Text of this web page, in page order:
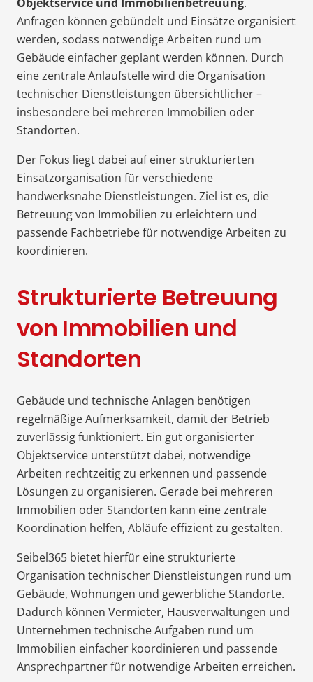
Anfragen können gebündelt und Einsätze organisiert
werden, sodass notwendige Arbeiten rund um
Gebäude einfacher geplant werden können. Durch
eine zentrale Anlaufstelle wird die Organisation
technischer Dienstleistungen übersichtlicher –
insbesondere bei mehreren Immobilien oder
Standorten.
Der Fokus liegt dabei auf einer strukturierten
Einsatzorganisation für verschiedene
handwerksnahe Dienstleistungen. Ziel ist es, die
Betreuung von Immobilien zu erleichtern und
passende Fachbetriebe für notwendige Arbeiten zu
koordinieren.
Strukturierte Betreuung
von Immobilien und
Standorten
Gebäude und technische Anlagen benötigen
regelmäßige Aufmerksamkeit, damit der Betrieb
zuverlässig funktioniert. Ein gut organisierter
Objektservice unterstützt dabei, notwendige
Arbeiten rechtzeitig zu erkennen und passende
Lösungen zu organisieren. Gerade bei mehreren
Immobilien oder Standorten kann eine zentrale
Koordination helfen, Abläufe effizient zu gestalten.
Seibel365 bietet hierfür eine strukturierte
Organisation technischer Dienstleistungen rund um
Gebäude, Wohnungen und gewerbliche Standorte.
Dadurch können Vermieter, Hausverwaltungen und
Unternehmen technische Aufgaben rund um
Immobilien einfacher koordinieren und passende
Ansprechpartner für notwendige Arbeiten erreichen.